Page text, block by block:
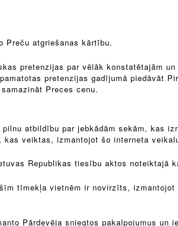
Preču atgriešanas kārtību.
pretenzijas par vēlāk konstatētajām un
pretenzijas gadījumā piedāvāt
Preces cenu.
atbildību par jebkādām sekām, kas
veiktas, izmantojot šo interneta
Republikas tiesību aktos noteiktajā
tīmekļa vietnēm ir novirzīts, izmantojot
Pārdevēja sniegtos pakalpojumus un